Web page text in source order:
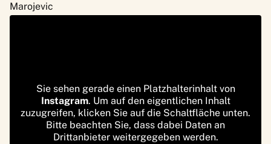
Marojevic
Sie sehen gerade einen Platzhalterinhalt von
Instagram. Um auf den eigentlichen Inhalt
zuzugreifen, klicken Sie auf die Schaltfläche unten.
Bitte beachten Sie, dass dabei Daten an
Drittanbieter weitergegeben werden.